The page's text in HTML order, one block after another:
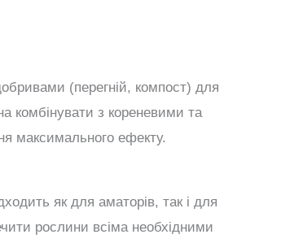
(перегній, компост) для
комбінувати з кореневими та
максимального ефекту.
як для аматорів, так і для
рослини всіма необхідними